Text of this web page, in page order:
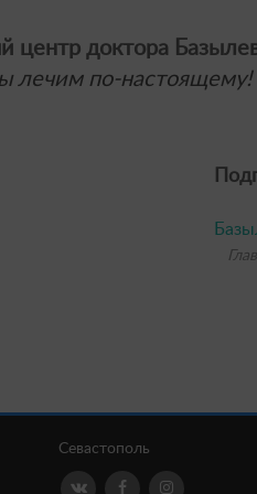
центр доктора
лечим по-настоящему!
Севастополь